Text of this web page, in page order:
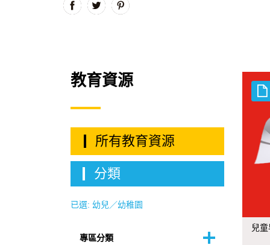
教育資源
所有教育資源
分類
已選: 幼兒／幼稚園
專區分類
兒